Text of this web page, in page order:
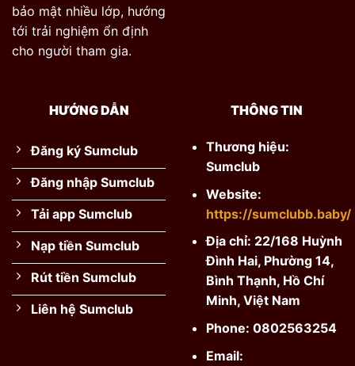
bảo mật nhiều lớp, hướng
tới trải nghiệm ổn định
cho người tham gia.
HƯỚNG DẪN
Đăng ký Sumclub
Đăng nhập Sumclub
Tải app Sumclub
Nạp tiền Sumclub
Rút tiền Sumclub
Liên hệ Sumclub
THÔNG TIN
Thương hiệu:
Sumclub
Website:
https://sumclubb.baby/
Địa chỉ: 22/168 Huỳnh
Đình Hai, Phường 14,
Bình Thạnh, Hồ Chí
Minh, Việt Nam
Phone: 0802563254
Email: